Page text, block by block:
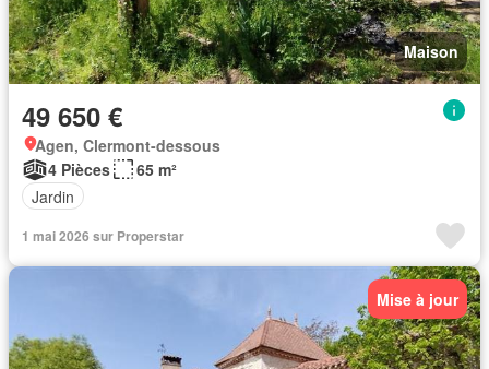
Maison
49 650 €
Agen, Clermont-dessous
4 Pièces
65 m²
Jardin
1 mai 2026 sur Properstar
Mise à jour